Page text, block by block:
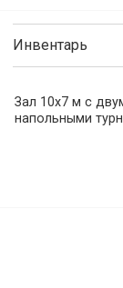
Инвентарь
Зал 10х7 м с
напольными